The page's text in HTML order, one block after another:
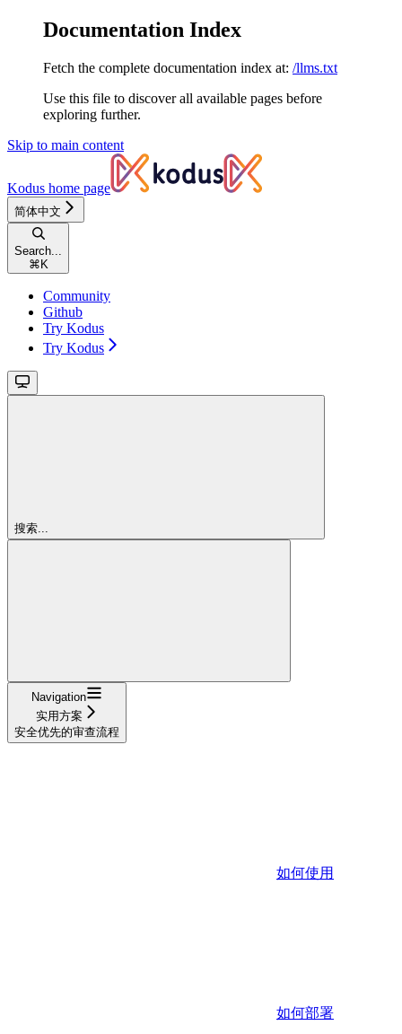
Documentation Index
Fetch the complete documentation index at: /llms.txt
Use this file to discover all available pages before
exploring further.
Skip to main content
Kodus home page
简体中文
Search...
⌘ K
Community
Github
Try Kodus
Try Kodus
搜索...
Navigation
实用方案
安全优先的审查流程
如何使用
如何部署